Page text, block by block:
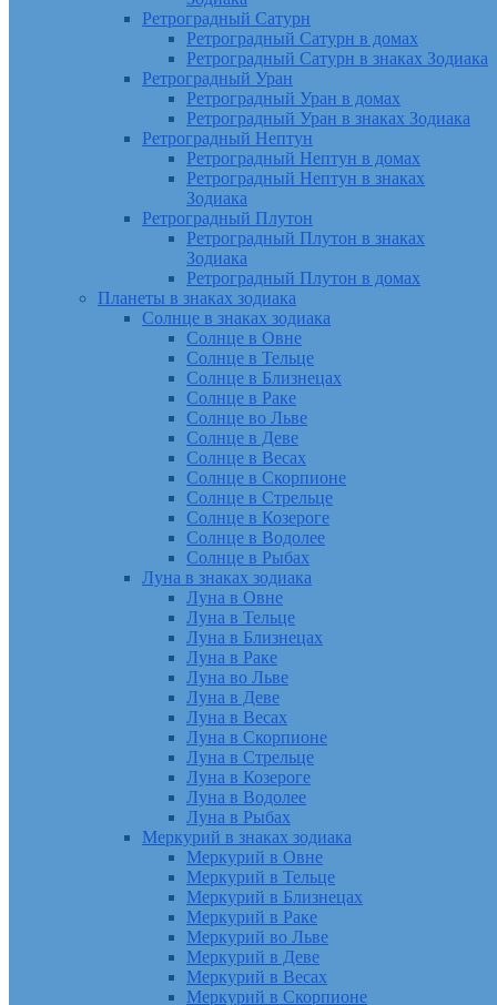
Ретроградный Сатурн
Ретроградный Сатурн в домах
Ретроградный Сатурн в знаках Зодиака
Ретроградный Уран
Ретроградный Уран в домах
Ретроградный Уран в знаках Зодиака
Ретроградный Нептун
Ретроградный Нептун в домах
Ретроградный Нептун в знаках
Зодиака
Ретроградный Плутон
Ретроградный Плутон в знаках
Зодиака
Ретроградный Плутон в домах
Планеты в знаках зодиака
Солнце в знаках зодиака
Солнце в Овне
Солнце в Тельце
Солнце в Близнецах
Солнце в Раке
Солнце во Льве
Солнце в Деве
Солнце в Весах
Солнце в Скорпионе
Солнце в Стрельце
Солнце в Козероге
Солнце в Водолее
Солнце в Рыбах
Луна в знаках зодиака
Луна в Овне
Луна в Тельце
Луна в Близнецах
Луна в Раке
Луна во Льве
Луна в Деве
Луна в Весах
Луна в Скорпионе
Луна в Стрельце
Луна в Козероге
Луна в Водолее
Луна в Рыбах
Меркурий в знаках зодиака
Меркурий в Овне
Меркурий в Тельце
Меркурий в Близнецах
Меркурий в Раке
Меркурий во Льве
Меркурий в Деве
Меркурий в Весах
Меркурий в Скорпионе